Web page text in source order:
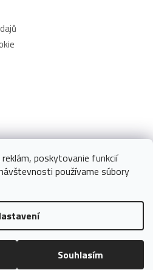
poskytovanie funkcií
používame súbory
Souhlasím
Shoptet
. Všechna práva vyhrazena.
cookies